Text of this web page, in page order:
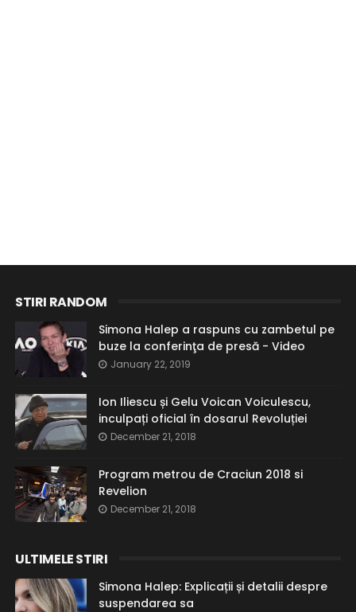
STIRI RANDOM
Simona Halep a raspuns cu zambetul pe
buze la conferinţa de presă - Video
January 22, 2019
Ion Iliescu și Gelu Voican Voiculescu,
inculpați oficial în dosarul Revoluției
December 21, 2018
Program metrou de Craciun 2018 si
Revelion
December 21, 2018
ULTIMELE STIRI
Simona Halep: Explicații și detalii despre
suspendarea sa